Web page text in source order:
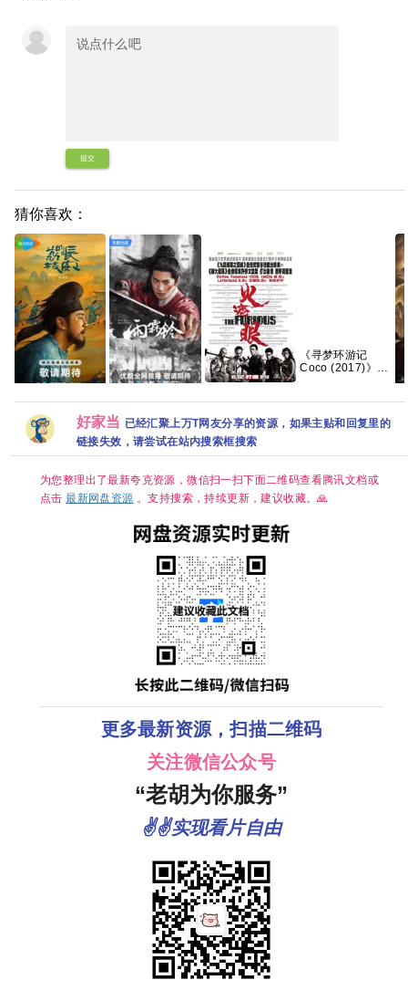
提交
猜你喜欢：
【35集全/4K超清
HDR】 【雷佳
音、岳云鹏｜悬
【37集持续更
新】【1080P高
码】【国语中字】
陆：剧情 / 武侠 /
古装】【主演: 杨
洋 / 章若楠 / 方逸
怒 / The Furious
夸克
《寻梦环游记
Coco (2017)》
【14.8G】
好家当 已经汇聚上万T网友分享的资源，如果主贴和回复里的
链接失效，请尝试在站内搜索框搜索
为您整理出了最新夸克资源，微信扫一扫下面二维码查看腾讯文档或
点击最新网盘资源 。支持搜索，持续更新，建议收藏。🙏
更多最新资源，扫描二维码
关注微信公众号
“老胡为你服务”
✌✌实现看片自由